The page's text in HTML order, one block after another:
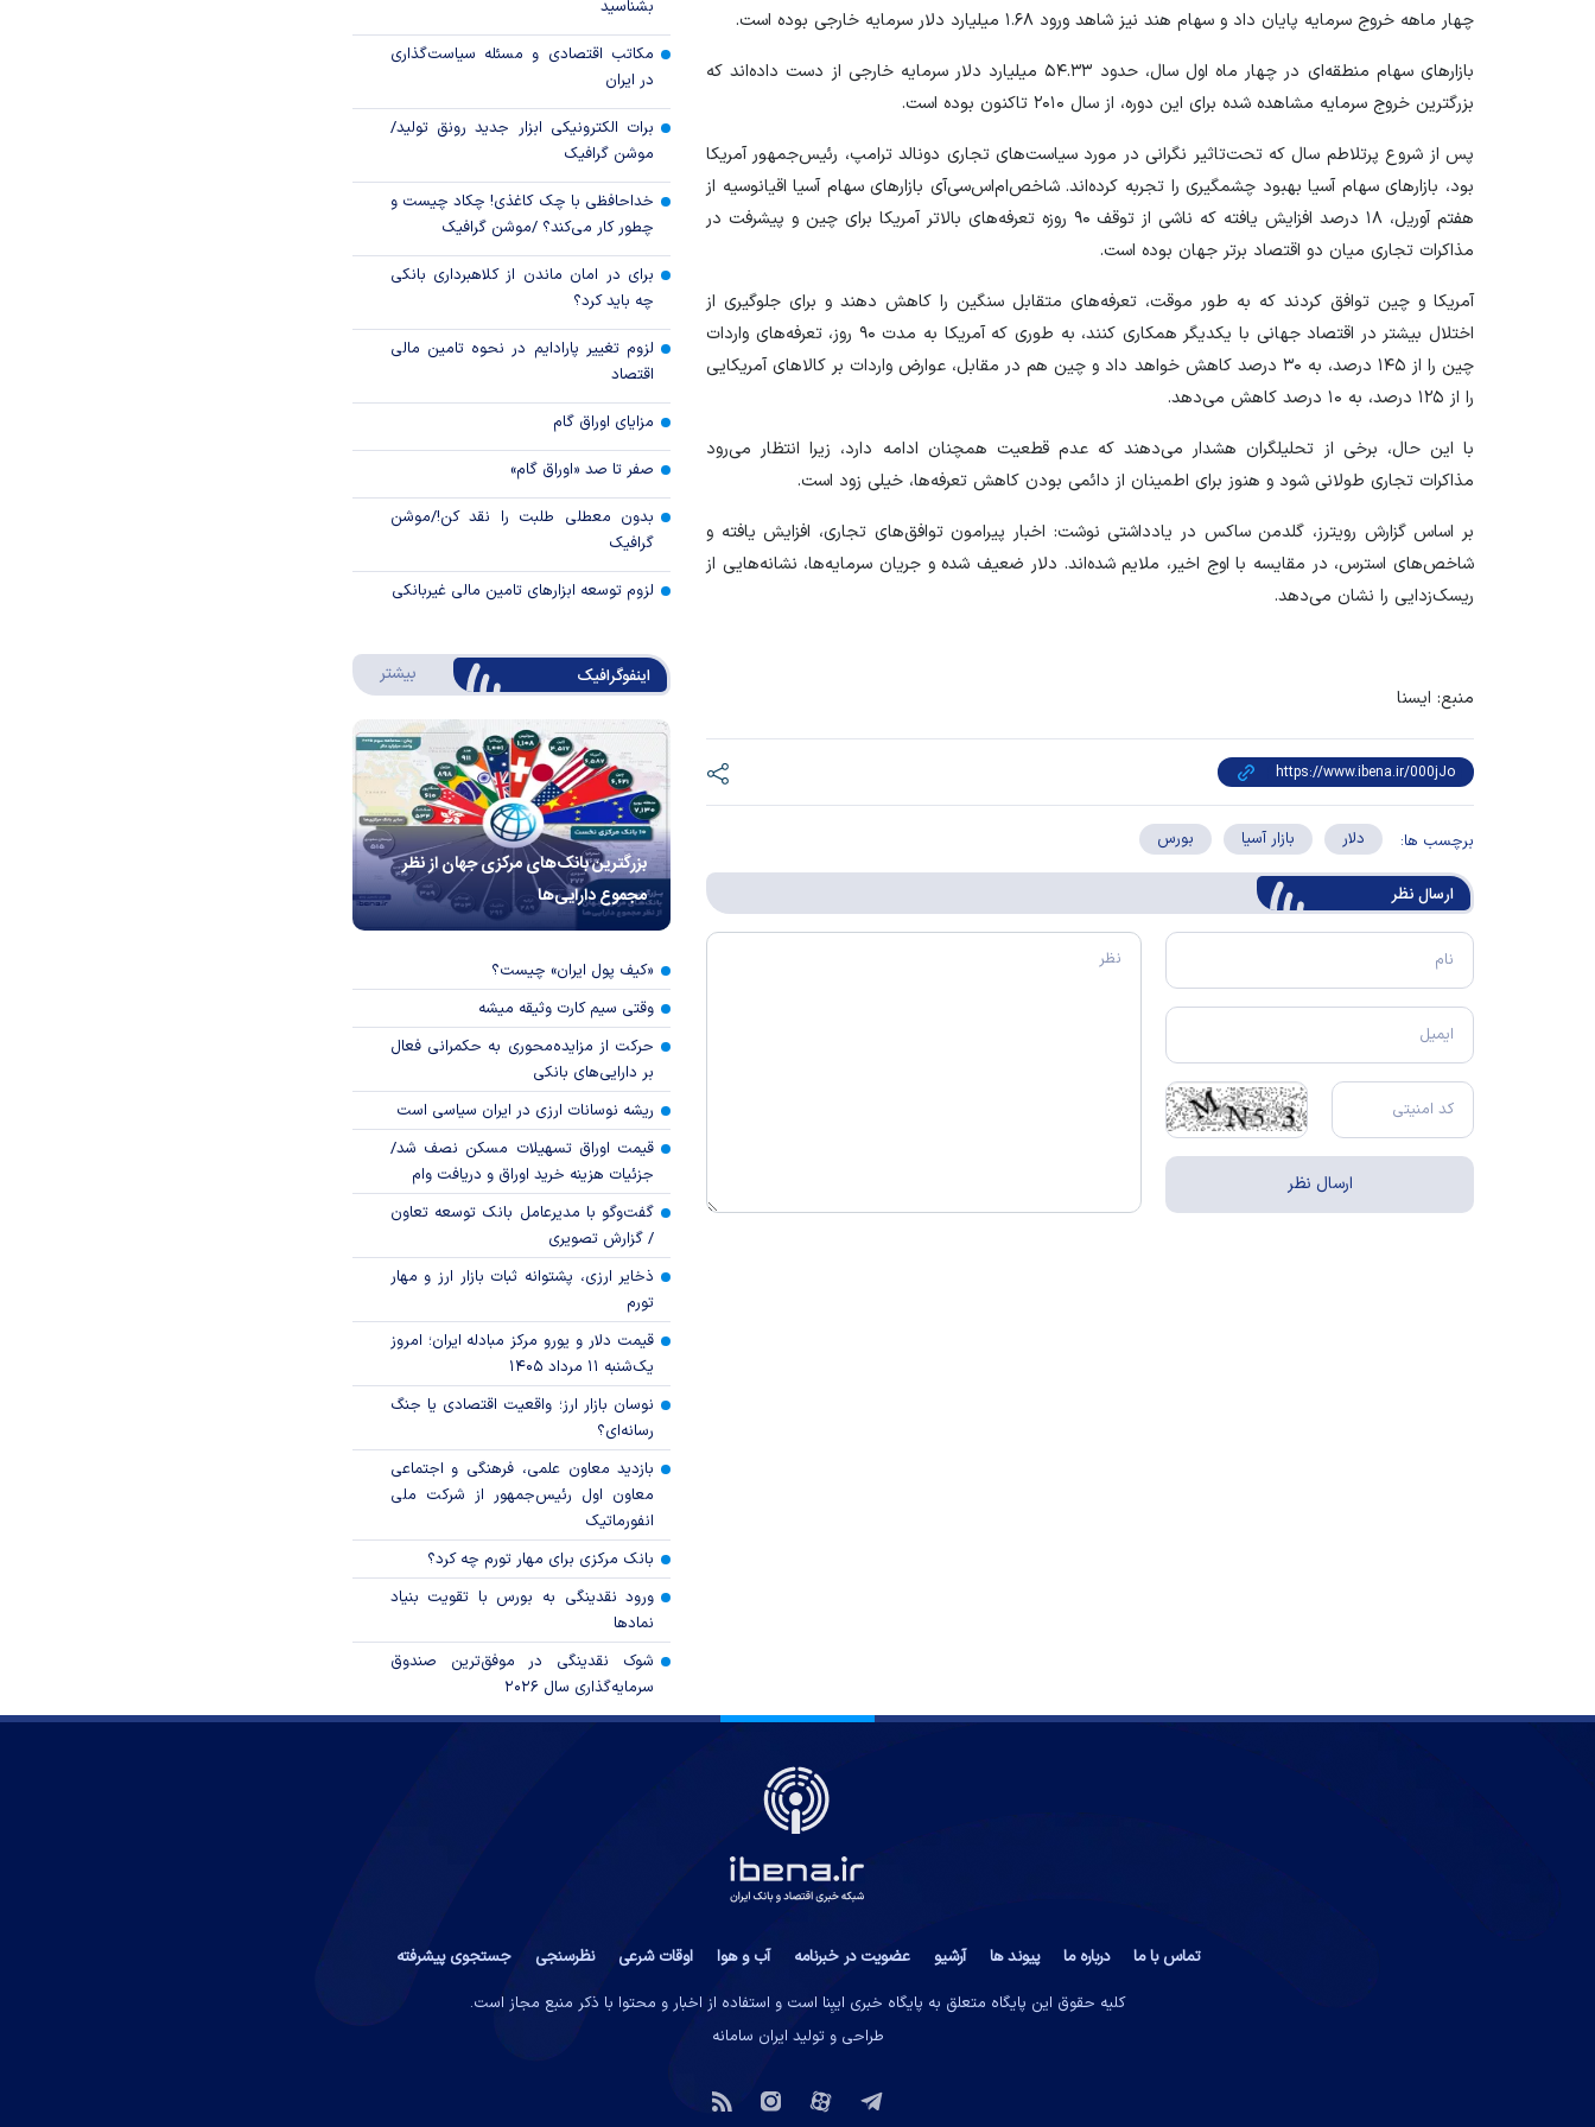
چهار ماهه خروج سرمایه پایان داد و سهام هند نیز شاهد ورود ۱.۶۸ میلیارد دلار سرمایه خارجی بوده است.
بازار‌های سهام منطقه‌ای در چهار ماه اول سال، حدود ۵۴.۳۳ میلیارد دلار سرمایه خارجی از دست داده‌اند که
بزرگترین خروج سرمایه مشاهده شده برای این دوره، از سال ۲۰۱۰ تاکنون بوده است.
پس از شروع پرتلاطم سال که تحت‌تاثیر نگرانی در مورد سیاست‌های تجاری دونالد ترامپ، رئیس‌جمهور آمریکا
بود، بازار‌های سهام آسیا بهبود چشمگیری را تجربه کرده‌اند. شاخص‌ام‌اس‌سی‌آی بازار‌های سهام آسیا اقیانوسیه از
هفتم آوریل، ۱۸ درصد افزایش یافته که ناشی از توقف ۹۰ روزه تعرفه‌های بالاتر آمریکا برای چین و پیشرفت در
مذاکرات تجاری میان دو اقتصاد برتر جهان بوده است.
آمریکا و چین توافق کردند که به طور موقت، تعرفه‌های متقابل سنگین را کاهش دهند و برای جلوگیری از
اختلال بیشتر در اقتصاد جهانی با یکدیگر همکاری کنند، به طوری که آمریکا به مدت ۹۰ روز، تعرفه‌های واردات
چین را از ۱۴۵ درصد، به ۳۰ درصد کاهش خواهد داد و چین هم در مقابل، عوارض واردات بر کالا‌های آمریکایی
را از ۱۲۵ درصد، به ۱۰ درصد کاهش می‌دهد.
با این حال، برخی از تحلیلگران هشدار می‌دهند که عدم قطعیت همچنان ادامه دارد، زیرا انتظار می‌رود
مذاکرات تجاری طولانی شود و هنوز برای اطمینان از دائمی بودن کاهش تعرفه‌ها، خیلی زود است.
بر اساس گزارش رویترز، گلدمن ساکس در یادداشتی نوشت: اخبار پیرامون توافق‌های تجاری، افزایش یافته و
شاخص‌های استرس، در مقایسه با اوج اخیر، ملایم شده‌اند. دلار ضعیف شده و جریان سرمایه‌ها، نشانه‌هایی از
ریسک‌زدایی را نشان می‌دهد.
منبع: ایسنا
برچسب ها: دلار بازار آسیا بورس
ارسال‌ نظر
ارز کشور گروگان کارت‌های بازرگانی
خرید اعتباری چگونه معادلات نظام
بانکی را تغییر داد؟
بشناسید
مکاتب اقتصادی و مسئله سیاست‌گذاری
در ایران
برات الکترونیکی ابزار جدید رونق تولید/
موشن گرافیک
خداحافظی با چک کاغذی! چکاد چیست و
چطور کار می‌کند؟ /موشن گرافیک
برای در امان ماندن از کلاهبرداری بانکی
چه باید کرد؟
لزوم تغییر پارادایم در نحوه تامین مالی
اقتصاد
مزایای اوراق گام
صفر تا صد «اوراق گام»
بدون معطلی طلبت را نقد کن!/موشن
گرافیک
لزوم توسعه ابزارهای تامین مالی غیربانکی
اینفوگرافیک بیشتر درباره اینفوگرافیک
بزرگترین بانک‌های مرکزی جهان از نظر
مجموع دارایی‌ها
«کیف پول ایران» چیست؟
وقتی سیم کارت وثیقه میشه
حرکت از مزایده‌محوری به حکمرانی فعال
بر دارایی‌های بانکی
ریشه نوسانات ارزی در ایران سیاسی است
قیمت اوراق تسهیلات مسکن نصف شد/
جزئیات هزینه خرید اوراق و دریافت وام
گفت‌وگو با مدیرعامل بانک توسعه تعاون
/ گزارش تصویری
ذخایر ارزی، پشتوانه ثبات بازار ارز و مهار
تورم
قیمت دلار و یورو مرکز مبادله ایران؛ امروز
یک‌شنبه ۱۱ مرداد ۱۴۰۵
نوسان بازار ارز؛ واقعیت اقتصادی یا جنگ
رسانه‌ای؟
بازدید معاون علمی، فرهنگی و اجتماعی
معاون اول رئیس‌جمهور از شرکت ملی
انفورماتیک
بانک مرکزی برای مهار تورم چه کرد؟
ورود نقدینگی به بورس با تقویت بنیاد
نمادها
شوک نقدینگی در موفق‌ترین صندوق
سرمایه‌گذاری سال ۲۰۲۶
تماس با ما درباره ما پیوند ها آرشیو عضویت در خبرنامه آب و هوا اوقات شرعی نظرسنجی
جستجوی پیشرفته
کلیه حقوق این پایگاه متعلق به پایگاه خبری ایبِنا است و استفاده از اخبار و محتوا با ذکر منبع مجاز است.
طراحی و تولید ایران سامانه